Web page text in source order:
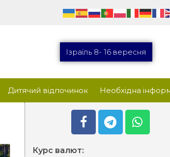
Ізраїль 8- 16 вересня
Дитячий відпочинок Необхідна
Курс валют: